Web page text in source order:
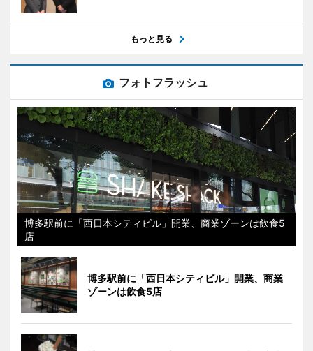
もっと見る
フォトフラッシュ
博多駅前に「西日本シティビル」開業、商業ゾーンは飲食5
店
博多駅前に「西日本シティビル」開業、商業
ゾーンは飲食5店